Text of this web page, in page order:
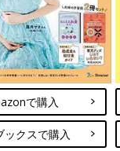
食べたいものや家族
とです。無駄を減ら
ね。また食べたい
プし食費節約のモ
もお金も無駄にす
た。
で購入
ックスで購入